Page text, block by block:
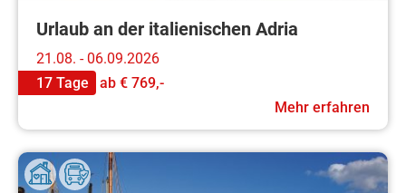
Urlaub an der italienischen Adria
21.08. - 06.09.2026
17 Tage
ab € 769,-
Mehr erfahren